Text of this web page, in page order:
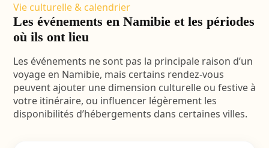
Vie culturelle & calendrier
Les événements en Namibie et les périodes
où ils ont lieu
Les événements ne sont pas la principale raison d’un
voyage en Namibie, mais certains rendez-vous
peuvent ajouter une dimension culturelle ou festive à
votre itinéraire, ou influencer légèrement les
disponibilités d’hébergements dans certaines villes.